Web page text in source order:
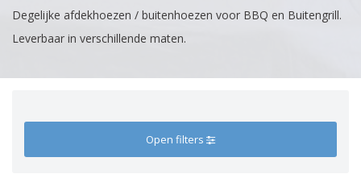
Degelijke afdekhoezen / buitenhoezen voor BBQ en Buitengrill.
Leverbaar in verschillende maten.
Open filters